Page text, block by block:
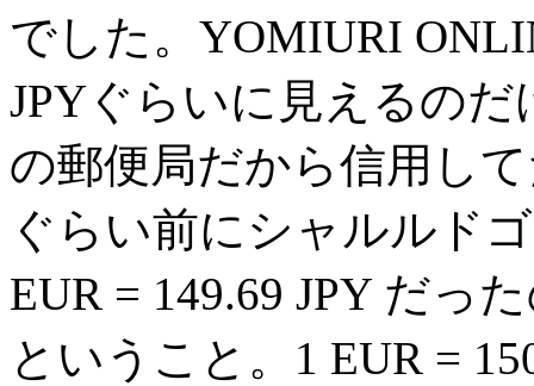
でした。YOMIURI
JPYぐらいに見えるの
の郵便局だから信用し
ぐらい前にシャルルド
EUR = 149.69 JPY だっ
ということ。1 EUR =